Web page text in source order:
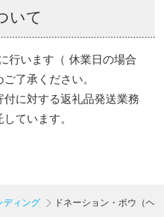
いて
行います（ 休業日の場合
了承ください。
に対する返礼品発送業務
ています。
ディング ドネーション・ボウ（ヘ